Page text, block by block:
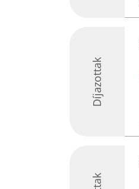
Díjazottak